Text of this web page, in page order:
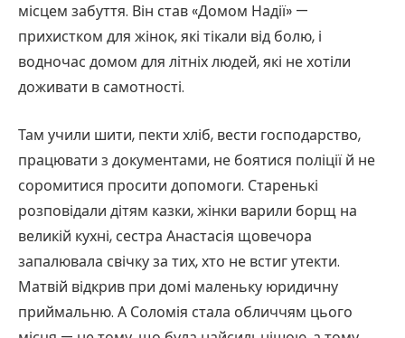
місцем забуття. Він став «Домом Надії» —
прихистком для жінок, які тікали від болю, і
водночас домом для літніх людей, які не хотіли
доживати в самотності.
Там учили шити, пекти хліб, вести господарство,
працювати з документами, не боятися поліції й не
соромитися просити допомоги. Старенькі
розповідали дітям казки, жінки варили борщ на
великій кухні, сестра Анастасія щовечора
запалювала свічку за тих, хто не встиг утекти.
Матвій відкрив при домі маленьку юридичну
приймальню. А Соломія стала обличчям цього